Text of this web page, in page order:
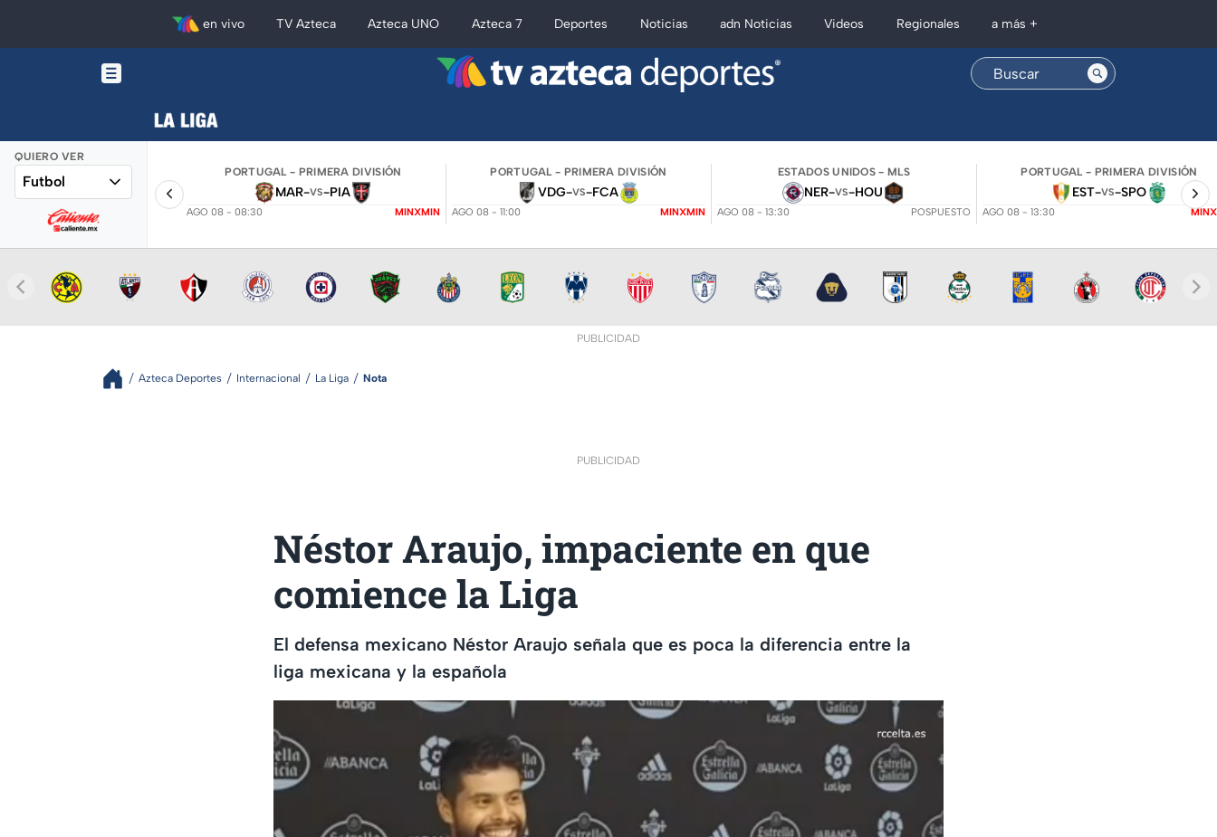
en vivo TV Azteca Azteca UNO Azteca 7 Deportes Noticias adn Noticias Videos Regionales a más +
QUIERO VER
Futbol
PORTUGAL - PRIMERA DIVISIÓN
MAR-VS-PIA
AGO 08 - 08:30 MINXMIN
PORTUGAL - PRIMERA DIVISIÓN
VDG-VS-FCA
AGO 08 - 11:00 MINXMIN
ESTADOS UNIDOS - MLS
NER-VS-HOU
AGO 08 - 13:30 POSPUESTO
PORTUGAL - PRIMERA DIVISIÓN
EST-VS-SPO
AGO 08 - 13:30
PUBLICIDAD
Azteca Deportes Internacional La Liga Nota
PUBLICIDAD
Néstor Araujo, impaciente en que
comience la Liga
El defensa mexicano Néstor Araujo señala que es poca la diferencia entre la
liga mexicana y la española